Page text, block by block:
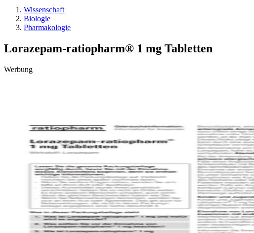
Wissenschaft
Biologie
Pharmakologie
Lorazepam-ratiopharm® 1 mg Tabletten
Werbung